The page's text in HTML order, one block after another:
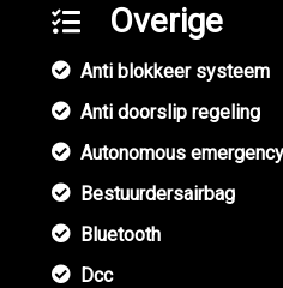
Overige
Anti blokkeer systeem
Anti doorslip regeling
Autonomous
Bestuurdersairbag
Bluetooth
Dcc